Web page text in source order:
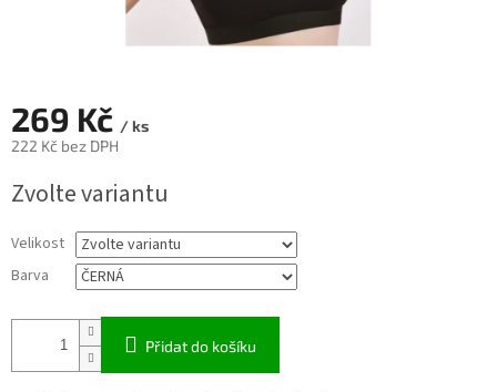
269 Kč / ks
222 Kč bez DPH
cena:
Zvolte variantu
Velikost
Barva
Přidat do košíku